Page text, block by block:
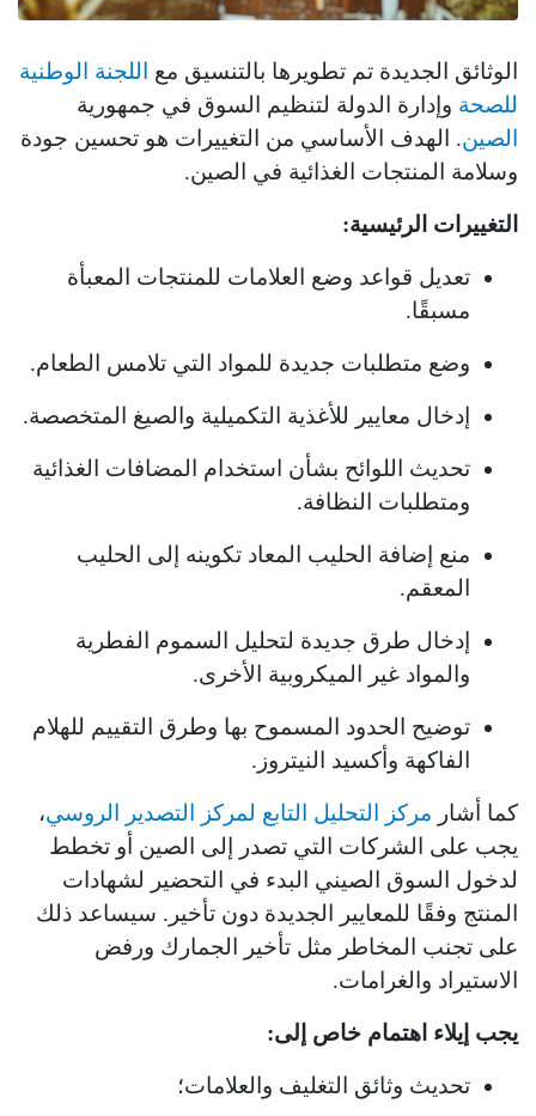
الوثائق الجديدة تم تطويرها بالتنسيق مع
اللجنة الوطنية
للصحة وإدارة الدولة لتنظيم السوق في جمهورية
الصين. الهدف الأساسي من التغييرات هو تحسين جودة
وسلامة المنتجات الغذائية في الصين.
التغييرات الرئيسية:
تعديل قواعد وضع العلامات للمنتجات المعبأة
مسبقًا.
وضع متطلبات جديدة للمواد التي تلامس الطعام.
إدخال معايير للأغذية التكميلية والصيغ المتخصصة.
تحديث اللوائح بشأن استخدام المضافات الغذائية
ومتطلبات النظافة.
منع إضافة الحليب المعاد تكوينه إلى الحليب
المعقم.
إدخال طرق جديدة لتحليل السموم الفطرية
والمواد غير الميكروبية الأخرى.
توضيح الحدود المسموح بها وطرق التقييم للهلام
الفاكهة وأكسيد النيتروز.
كما أشار مركز التحليل التابع لمركز التصدير الروسي،
يجب على الشركات التي تصدر إلى الصين أو تخطط
لدخول السوق الصيني البدء في التحضير لشهادات
المنتج وفقًا للمعايير الجديدة دون تأخير. سيساعد ذلك
على تجنب المخاطر مثل تأخير الجمارك ورفض
الاستيراد والغرامات.
يجب إيلاء اهتمام خاص إلى:
تحديث وثائق التغليف والعلامات؛